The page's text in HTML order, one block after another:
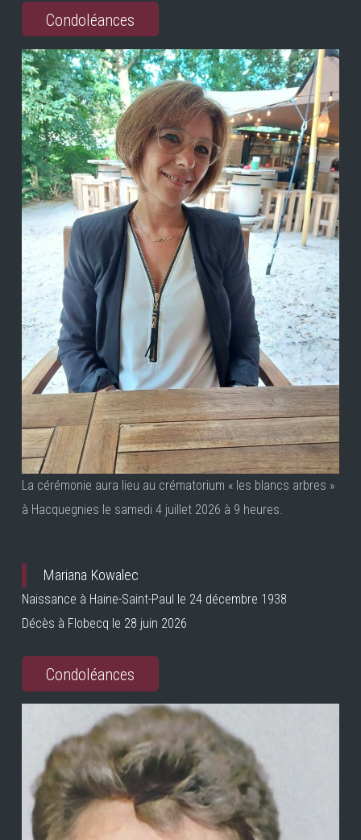
Condoléances
La cérémonie aura lieu au crématorium « les blancs arbres »
à Hacquegnies le samedi 4 juillet 2026 à 9 heures.
Mariana Kowalec
Naissance à Haine-Saint-Paul le 24 décembre 1938
Décès à Flobecq le 28 juin 2026
Condoléances